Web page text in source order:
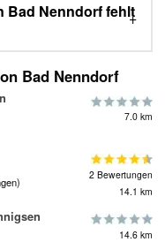
Bad Nenndorf fehlt
Bad Nenndorf
7.0 km
2 Bewertungen
14.1 km
14.6 km